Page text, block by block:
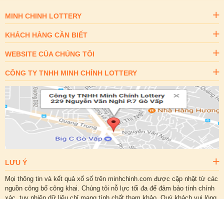
MINH CHINH LOTTERY
KHÁCH HÀNG CẦN BIẾT
WEBSITE CỦA CHÚNG TÔI
CÔNG TY TNHH MINH CHÍNH LOTTERY
LƯU Ý
Mọi thông tin và kết quả xổ số trên minhchinh.com được cập nhật từ các
nguồn công bố công khai. Chúng tôi nỗ lực tối đa để đảm bảo tính chính